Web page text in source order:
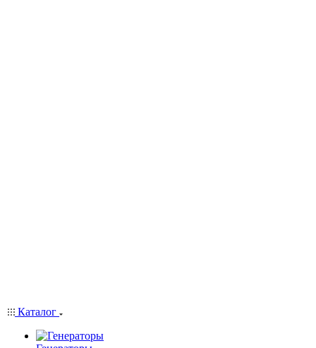
Каталог